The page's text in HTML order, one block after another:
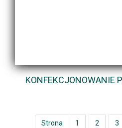
KONFEKCJONOWANIE
Strona 1 2 3